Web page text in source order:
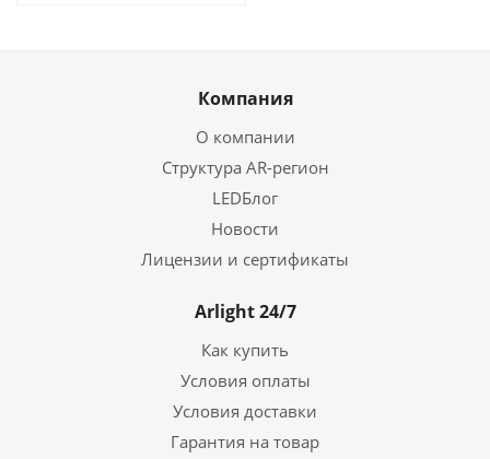
Компания
О компании
Структура AR-регион
LEDБлог
Новости
Лицензии и сертификаты
Arlight 24/7
Как купить
Условия оплаты
Условия доставки
Гарантия на товар